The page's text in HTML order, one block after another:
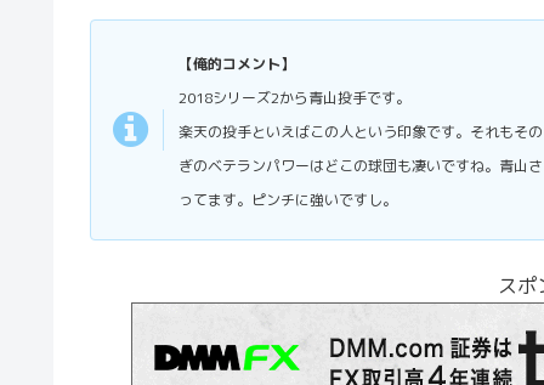
【俺的コメント】
2018シリーズ2から青山投手です。
楽天の投手といえばこの人という印象です。それもそ
ぎのベテランパワーはどこの球団も凄いですね。青山
ってます。ピンチに強いですし。
スポ